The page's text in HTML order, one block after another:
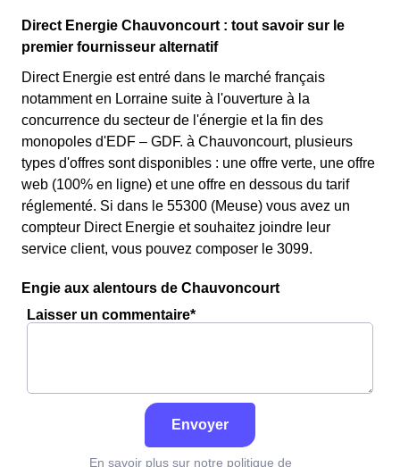
Direct Energie Chauvoncourt : tout savoir sur le
premier fournisseur alternatif
Direct Energie est entré dans le marché français
notamment en Lorraine suite à l'ouverture à la
concurrence du secteur de l'énergie et la fin des
monopoles d'EDF – GDF. à Chauvoncourt, plusieurs
types d'offres sont disponibles : une offre verte, une offre
web (100% en ligne) et une offre en dessous du tarif
réglementé. Si dans le 55300 (Meuse) vous avez un
compteur Direct Energie et souhaitez joindre leur
service client, vous pouvez composer le 3099.
Engie aux alentours de Chauvoncourt
Laisser un commentaire*
Envoyer
En savoir plus sur notre politique de